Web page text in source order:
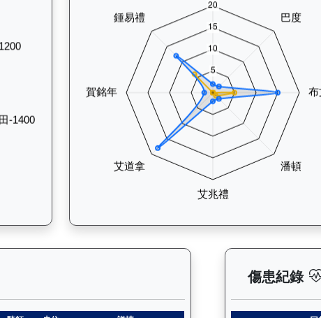
— 試閘賽果紀錄：查看馬匹所有試閘（Barrier
傷患紀錄